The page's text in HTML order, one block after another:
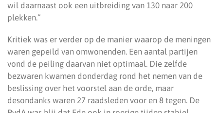
wil daarnaast ook een uitbreiding van 130 naar 200
plekken.”
Kritiek was er verder op de manier waarop de meningen
waren gepeild van omwonenden. Een aantal partijen
vond de peiling daarvan niet optimaal. Die zelfde
bezwaren kwamen donderdag rond het nemen van de
beslissing over het voorstel aan de orde, maar
desondanks waren 27 raadsleden voor en 8 tegen. De